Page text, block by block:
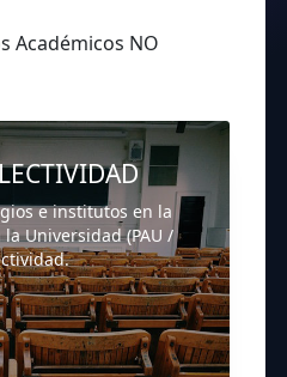
Académicos NO
e institutos en la
Universidad (PAU /